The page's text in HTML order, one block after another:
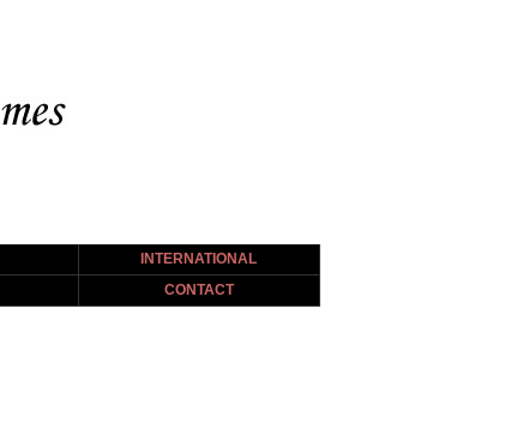
INTERNATIONAL
CONTACT